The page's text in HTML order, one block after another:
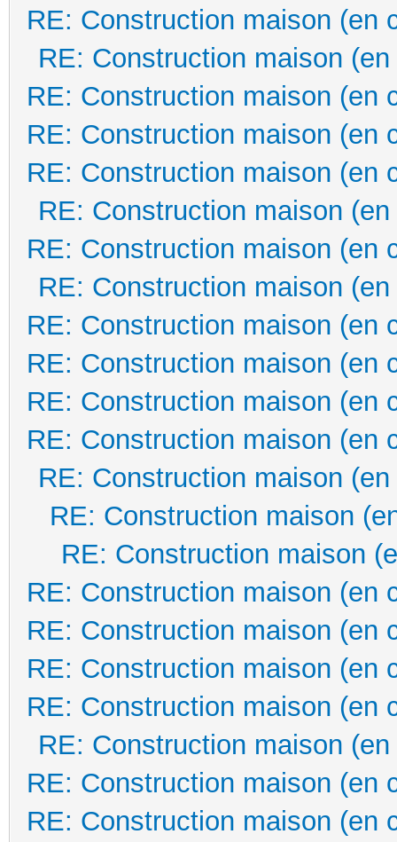
RE: Construction maison (en
RE: Construction maison
RE: Construction maison (en
RE: Construction maison (en
RE: Construction maison (en
RE: Construction maison
RE: Construction maison (en
RE: Construction maison
RE: Construction maison (en
RE: Construction maison (en
RE: Construction maison (en
RE: Construction maison (en
RE: Construction maison
RE: Construction maison
RE: Construction maison
RE: Construction maison (en
RE: Construction maison (en
RE: Construction maison (en
RE: Construction maison (en
RE: Construction maison
RE: Construction maison (en
RE: Construction maison (en